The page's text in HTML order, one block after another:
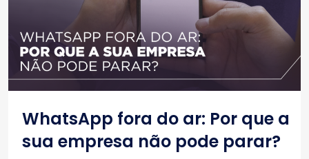
WhatsApp fora do ar: Por que a
sua empresa não pode parar?